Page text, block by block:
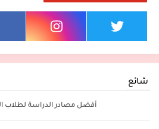
شائع
أفضل مصادر الدراسة لطلاب